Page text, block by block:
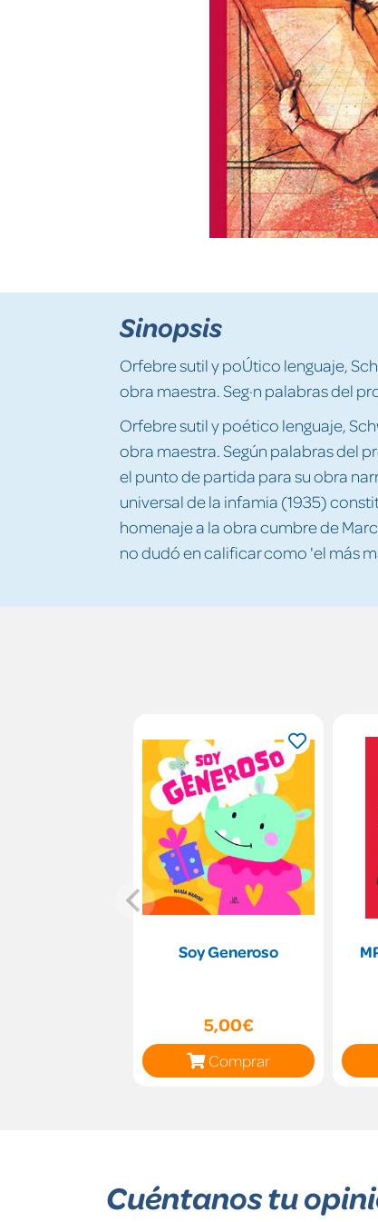
Sinopsis
Orfebre sutil y poÚtico lenguaje,
obra maestra. Seg·n palabras del
Orfebre sutil y poético lenguaje,
obra maestra. Según palabras del
el punto de partida para su obra
universal de la infamia (1935)
homenaje a la obra cumbre de
no dudó en calificar como 'el más
Soy Generoso
5,00€
Comprar
Cuéntanos tu